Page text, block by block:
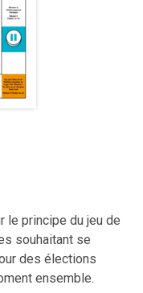
le principe du jeu de
souhaitant se
des élections
ensemble.